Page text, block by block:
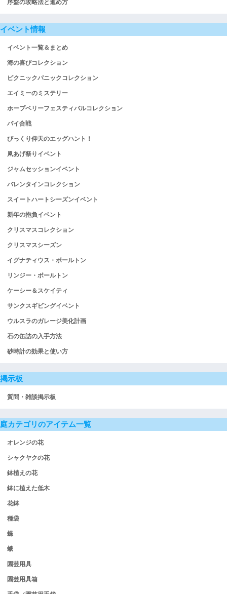
序盤の攻略法と進め方
イベント情報
イベント一覧＆まとめ
海の喜びコレクション
ピクニックパニックコレクション
エイミーのミステリー
ホープベリーフェスティバルコレクション
パイ合戦
びっくり仰天のエッグハント！
凧あげ祭りイベント
ジャムセッションイベント
バレンタインコレクション
スイートハートシーズンイベント
新年の抱負イベント
クリスマスコレクション
クリスマスシーズン
イグナティウス・ボールトン
リンジー・ボールトン
ケーシー＆スケイティ
サンクスギビングイベント
ウルスラのガレージ美化計画
石の缶詰の入手方法
砂時計の効果と使い方
掲示板
質問・雑談掲示板
庭カテゴリのアイテム一覧
オレンジの花
シャクヤクの花
鉢植えの花
鉢に植えた低木
花鉢
種袋
蝶
蛾
園芸用具
園芸用具箱